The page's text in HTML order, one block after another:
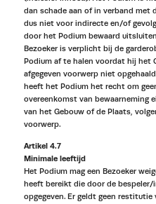
dan schade aan of in verband met
dus niet voor indirecte en/of
door het Podium bewaard
Bezoeker is verplicht bij de
Podium af te halen voordat hij het
afgegeven voorwerp niet
heeft het Podium het recht om
overeenkomst van bewaarneming
van het Gebouw of de Plaats,
voorwerp.
Artikel 4.7
Minimale leeftijd
Het Podium mag een Bezoeker
heeft bereikt die door de
opgegeven. Er geldt geen